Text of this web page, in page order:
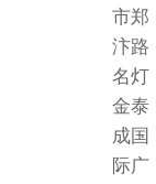
市郑
汴路
名灯
金泰
成国
际广